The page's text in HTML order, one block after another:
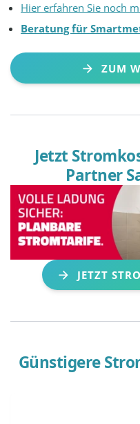
Hier erfahren Sie noch
Beratung für
ZUM
Jetzt
Partner
JETZT
Günstigere